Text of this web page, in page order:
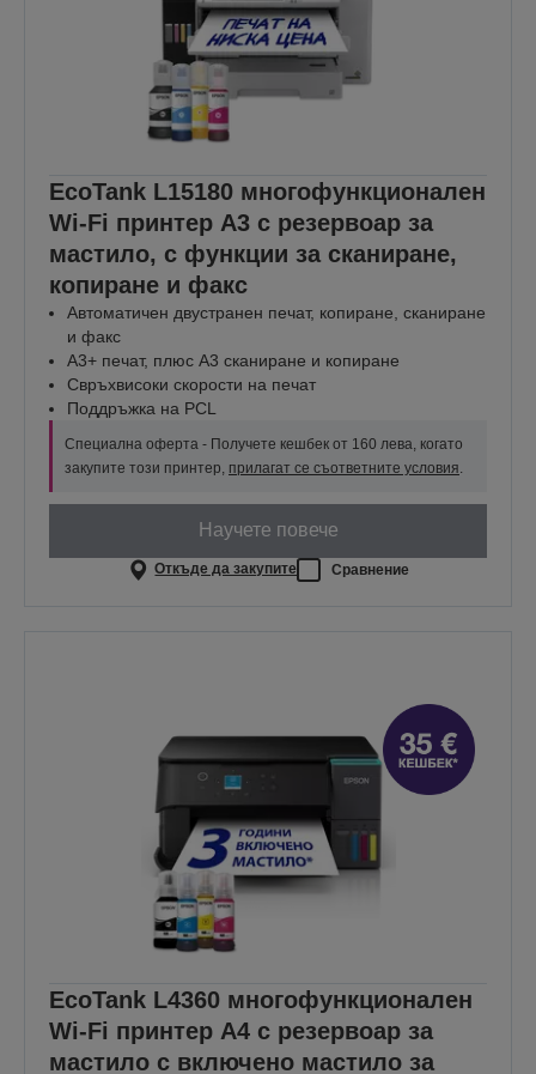
EcoTank L15180 многофункционален
Wi-Fi принтер А3 с резервоар за
мастило, с функции за сканиране,
копиране и факс
Автоматичен двустранен печат, копиране, сканиране
и факс
A3+ печат, плюс A3 сканиране и копиране
Свръхвисоки скорости на печат
Поддръжка на PCL
Специална оферта - Получете кешбек от 160 лева, когато
закупите този принтер, прилагат се съответните условия
Научете повече
Откъде да закупите Сравнение
EcoTank L4360 многофункционален
Wi-Fi принтер A4 с резервоар за
мастило с включено мастило за